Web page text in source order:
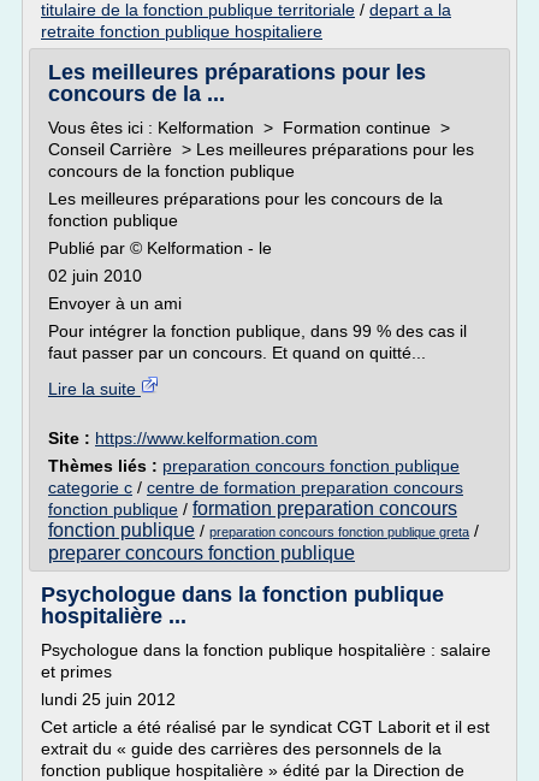
titulaire de la fonction publique territoriale / depart a la
retraite fonction publique hospitaliere
Les meilleures préparations pour les
concours de la ...
Vous êtes ici : Kelformation > Formation continue >
Conseil Carrière > Les meilleures préparations pour les
concours de la fonction publique
Les meilleures préparations pour les concours de la
fonction publique
Publié par © Kelformation - le
02 juin 2010
Envoyer à un ami
Pour intégrer la fonction publique, dans 99 % des cas il
faut passer par un concours. Et quand on quitté...
Lire la suite
Site : https://www.kelformation.com
Thèmes liés : preparation concours fonction publique
categorie c / centre de formation preparation concours
fonction publique / formation preparation concours
fonction publique / preparation concours fonction publique greta /
preparer concours fonction publique
Psychologue dans la fonction publique
hospitalière ...
Psychologue dans la fonction publique hospitalière : salaire
et primes
lundi 25 juin 2012
Cet article a été réalisé par le syndicat CGT Laborit et il est
extrait du « guide des carrières des personnels de la
fonction publique hospitalière » édité par la Direction de